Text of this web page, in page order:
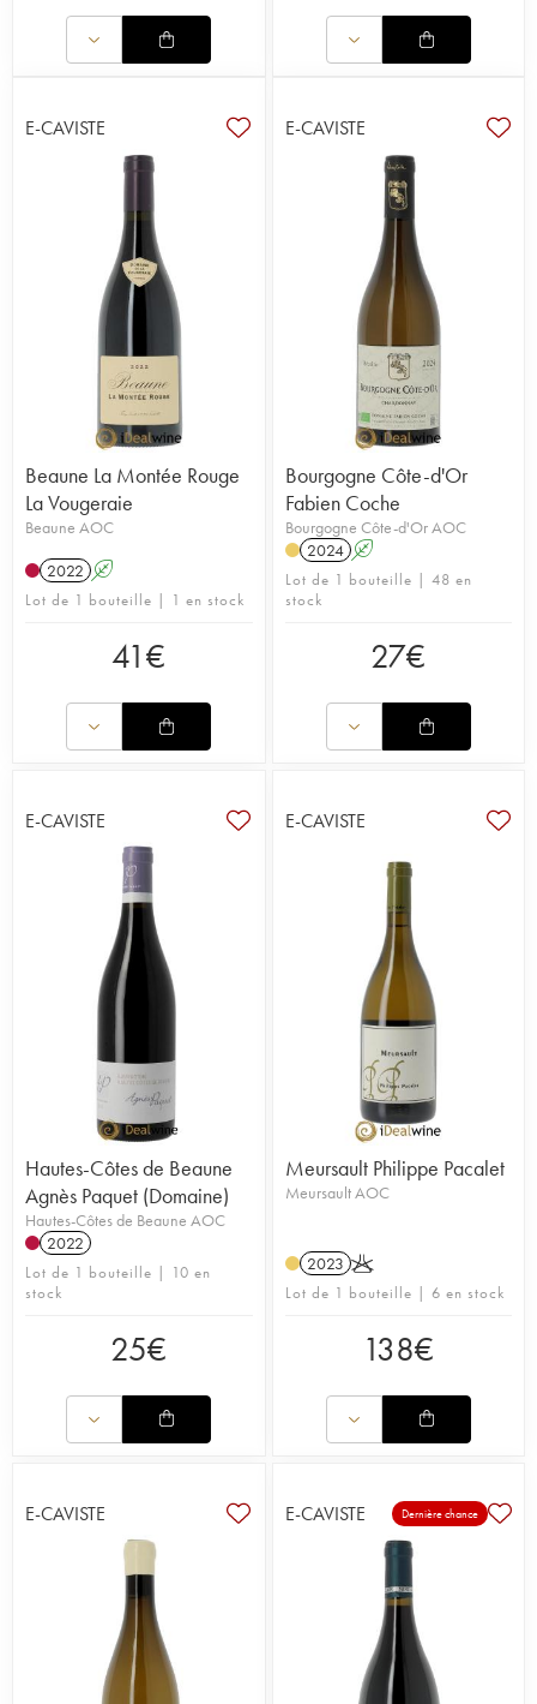
E-CAVISTE
Beaune La Montée Rouge
La Vougeraie
Beaune AOC
2022 A
Lot de 1 bouteille | 1 en stock
41€
E-CAVISTE
Bourgogne Côte-d'Or
Fabien Coche
Bourgogne Côte-d'Or AOC
2024 A
Lot de 1 bouteille | 48 en
stock
27€
E-CAVISTE
Hautes-Côtes de Beaune
Agnès Paquet (Domaine)
Hautes-Côtes de Beaune AOC
2022
Lot de 1 bouteille | 10 en
stock
25€
E-CAVISTE
Meursault Philippe Pacalet
Meursault AOC
2023 K
Lot de 1 bouteille | 6 en stock
138€
E-CAVISTE E-CAVISTE Dernière chance